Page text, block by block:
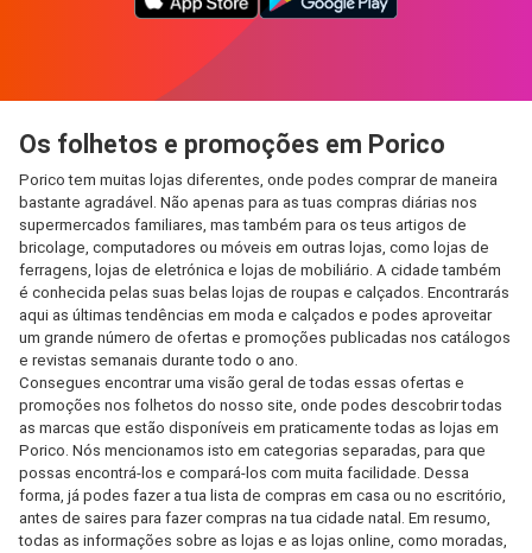
Os folhetos e promoções em Porico
Porico tem muitas lojas diferentes, onde podes comprar de maneira
bastante agradável. Não apenas para as tuas compras diárias nos
supermercados familiares, mas também para os teus artigos de
bricolage, computadores ou móveis em outras lojas, como lojas de
ferragens, lojas de eletrónica e lojas de mobiliário. A cidade também
é conhecida pelas suas belas lojas de roupas e calçados. Encontrarás
aqui as últimas tendências em moda e calçados e podes aproveitar
um grande número de ofertas e promoções publicadas nos catálogos
e revistas semanais durante todo o ano.
Consegues encontrar uma visão geral de todas essas ofertas e
promoções nos folhetos do nosso site, onde podes descobrir todas
as marcas que estão disponíveis em praticamente todas as lojas em
Porico. Nós mencionamos isto em categorias separadas, para que
possas encontrá-los e compará-los com muita facilidade. Dessa
forma, já podes fazer a tua lista de compras em casa ou no escritório,
antes de saires para fazer compras na tua cidade natal. Em resumo,
todas as informações sobre as lojas e as lojas online, como moradas,